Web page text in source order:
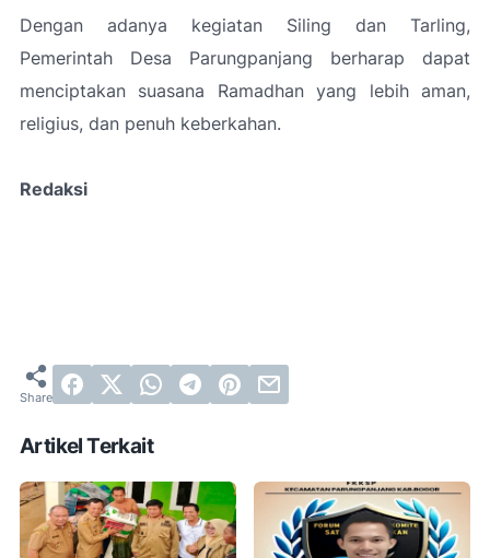
Dengan adanya kegiatan Siling dan Tarling,
Pemerintah Desa Parungpanjang berharap dapat
menciptakan suasana Ramadhan yang lebih aman,
religius, dan penuh keberkahan.
Redaksi
Artikel Terkait